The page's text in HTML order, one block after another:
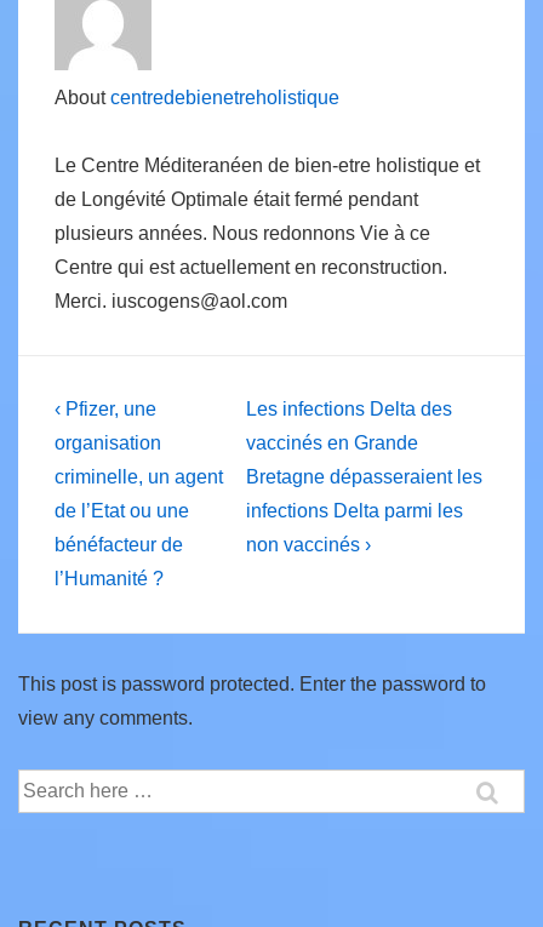
Aboutcentredebienetreholistique
Le Centre Méditeranéen de bien-etre holistique et
de Longévité Optimale était fermé pendant
plusieurs années. Nous redonnons Vie à ce
Centre qui est actuellement en reconstruction.
Merci. iuscogens@aol.com
Post
navigation
Previous
Post
is
‹ Pfizer, une
organisation
criminelle, un agent
de l’Etat ou une
bénéfacteur de
l’Humanité ?
Next
Post
is
Les infections Delta des
vaccinés en Grande
Bretagne dépasseraient les
infections Delta parmi les
non vaccinés ›
This post is password protected. Enter the password to
view any comments.
Search
for: